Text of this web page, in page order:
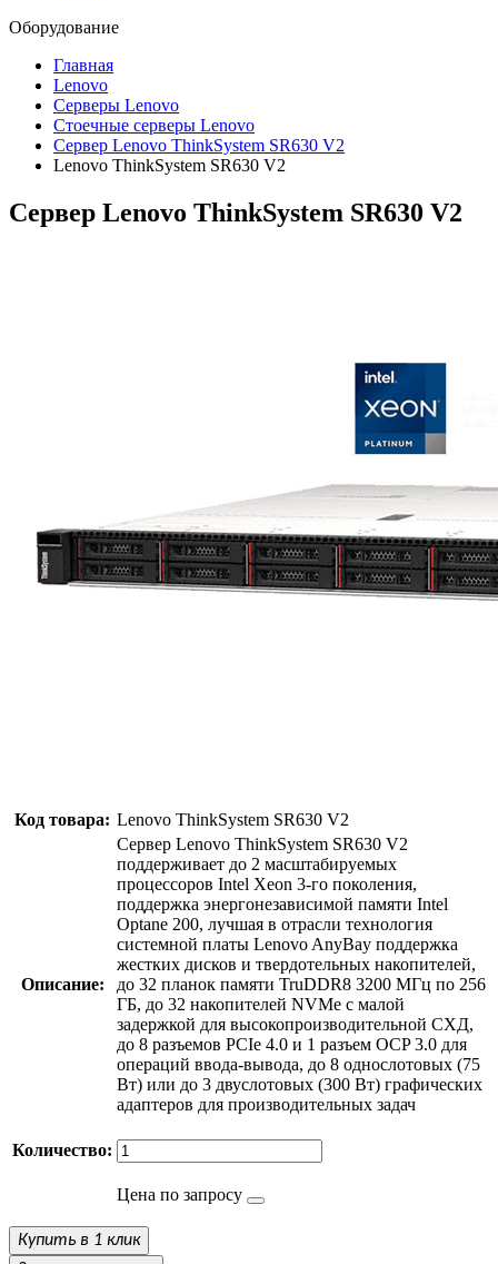
Оборудование
Главная
Lenovo
Серверы Lenovo
Стоечные серверы Lenovo
Сервер Lenovo ThinkSystem SR630 V2
Lenovo ThinkSystem SR630 V2
Cервер Lenovo ThinkSystem SR630 V2
Код товара: Lenovo ThinkSystem SR630 V2
Описание:
Cервер Lenovo ThinkSystem SR630 V2
поддерживает до 2 масштабируемых
процессоров Intel Xeon 3-го поколения,
поддержка энергонезависимой памяти Intel
Optane 200, лучшая в отрасли технология
системной платы Lenovo AnyBay поддержка
жестких дисков и твердотельных накопителей,
до 32 планок памяти TruDDR8 3200 МГц по 256
ГБ, до 32 накопителей NVMe с малой
задержкой для высокопроизводительной СХД,
до 8 разъемов PCIe 4.0 и 1 разъем OCP 3.0 для
операций ввода-вывода, до 8 однослотовых (75
Вт) или до 3 двуслотовых (300 Вт) графических
адаптеров для производительных задач
Количество:
Цена по запросу
Купить в 1 клик